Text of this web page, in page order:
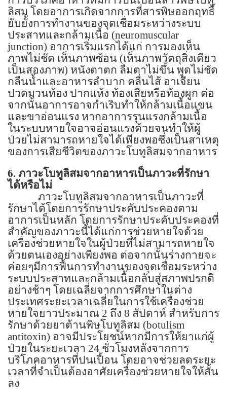
ลิสม โดยอาการเกิดจากการที่สารพิษออกฤทธิ์
ยับยั้งการทำงานของจุดเชื่อมระหว่างระบบ
ประสาทและกล้ามเนื้อ (neuromuscular
junction) อาการเริ่มแรกได้แก่ การมองเห็น
ภาพไม่ชัด เห็นภาพซ้อน (เห็นภาพวัตถุสิ่งเดียว
เป็นสองภาพ) หนังตาตก ลืมตาไม่ขึ้น พูดไม่ชัด
กลืนน้ำและอาหารลำบาก คลื่นไส้ อาเจียน
ปวดมวนท้อง ปากแห้ง ท้องเสียหรือท้องผูก ต่อ
จากนั้นอาการอาจกำเริบทำให้กล้ามเนื้อแขน
และขาอ่อนแรง หากอาการรุนแรงกล้ามเนื้อ
ในระบบหายใจอาจอ่อนแรงด้วยจนทำให้ผู้
ป่วยไม่สามารถหายใจได้เพียงพอซึ่งเป็นสาเหตุ
ของการเสียชีวิตของภาวะโบทูลิสมจากอาหาร
6. ภาวะโบทูลิสมจากอาหารเป็นภาวะที่รักษา
ได้หรือไม่
ภาวะโบทูลิสมจากอาหารเป็นภาวะที่
รักษาได้โดยการรักษาประคับประคองตาม
อาการเป็นหลัก โดยการรักษาประคับประคองที่
สำคัญของภาวะนี้ได้แก่การช่วยหายใจด้วย
เครื่องช่วยหายใจในผู้ป่วยที่ไม่สามารถหายใจ
ด้วยตนเองอย่างเพียงพอ ต่อจากนั้นร่างกายจะ
ค่อยๆมีการฟื้นการทำงานของจุดเชื่อมระหว่าง
ระบบประสาทและกล้ามเนื้อกลับสู่สภาพปรกติ
อย่างช้าๆ โดยเฉลี่ยจากการศึกษาในต่าง
ประเทศระยะเวลาเฉลี่ยในการใช้เครื่องช่วย
หายใจยาวประมาณ 2 ถึง 8 สัปดาห์ สำหรับการ
รักษาด้วยยาต้านพิษโบทูลิสม (botulism
antitoxin) อาจมีประโยชน์หากมีการให้ยาแก่ผู้
ป่วยในระยะเวลา 24 ชั่วโมงหลังจากการ
บริโภคอาหารที่ปนเปื้อน โดยอาจช่วยลดระยะ
เวลาที่จำเป็นต้องอาศัยเครื่องช่วยหายใจให้สั้น
ลง